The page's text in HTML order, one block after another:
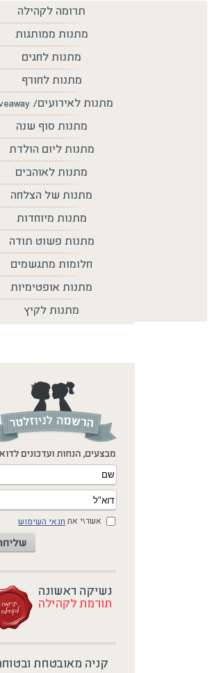
תרומה לקהילה
מתנות ממותגות
מתנות לחגים
מתנות לחורף
מתנות לאירועים/ Giveaway
מתנות סוף שנה
מתנות ליום הולדת
מתנות לאוהבים
מתנות של הצלחה
מתנות מיוחדות
מתנות פשוט תודה
חלומות מתגשמים
מתנות אופטימיות
מתנות לקיץ
אשר\י את תנאי השימוש